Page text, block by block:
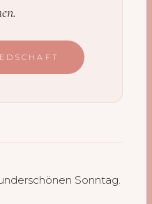
Sonntag.